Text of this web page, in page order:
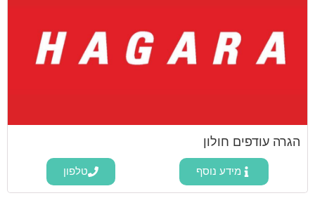
הגרה עודפים חולון
מידע נוסף טלפון